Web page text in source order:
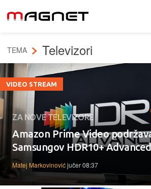
TEMA Televizori
VIDEO STREAM
ZA NOVE TELEVIZORE
Amazon Prime Video
Samsungov HDR10+ Advanced
Matej Markovinovićjučer 08:37